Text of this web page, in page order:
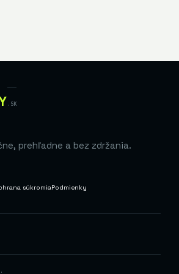
.SK
prehľadne a bez zdržania.
súkromiaPodmienky